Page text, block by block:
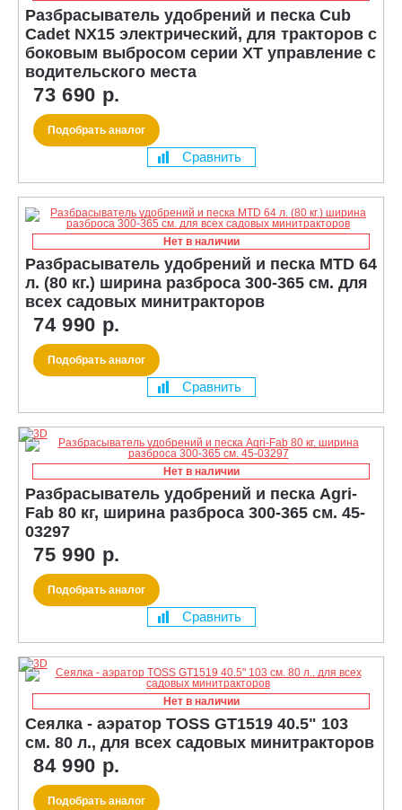
Разбрасыватель удобрений и песка Cub
Cadet NX15 электрический, для тракторов с
боковым выбросом серии ХТ управление с
водительского места
73 690 р.
Подобрать аналог
Сравнить
Нет в наличии
Разбрасыватель удобрений и песка MTD 64
л. (80 кг.) ширина разброса 300-365 см. для
всех садовых минитракторов
74 990 р.
Подобрать аналог
Сравнить
Нет в наличии
Разбрасыватель удобрений и песка Agri-
Fab 80 кг, ширина разброса 300-365 см. 45-
03297
75 990 р.
Подобрать аналог
Сравнить
Нет в наличии
Сеялка - аэратор TOSS GT1519 40.5" 103
см. 80 л., для всех садовых минитракторов
84 990 р.
Подобрать аналог